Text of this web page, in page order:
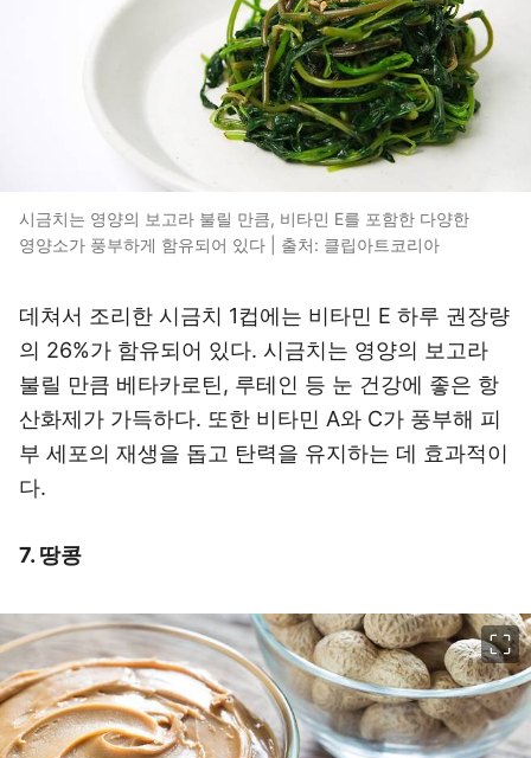
시금치는 영양의 보고라 불릴 만큼, 비타민 E를 포함한 다양한
영양소가 풍부하게 함유되어 있다 | 출처: 클립아트코리아
데쳐서 조리한 시금치 1컵에는 비타민 E 하루 권장량
의 26%가 함유되어 있다. 시금치는 영양의 보고라
불릴 만큼 베타카로틴, 루테인 등 눈 건강에 좋은 항
산화제가 가득하다. 또한 비타민 A와 C가 풍부해 피
부 세포의 재생을 돕고 탄력을 유지하는 데 효과적이
다.
7. 땅콩